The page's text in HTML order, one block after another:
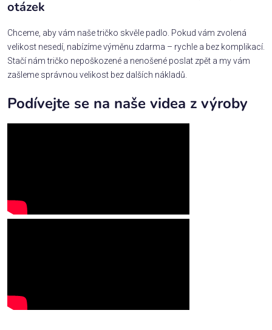
otázek
Chceme, aby vám naše tričko skvěle padlo. Pokud vám zvolená
velikost nesedí, nabízíme výměnu zdarma – rychle a bez komplikací.
Stačí nám tričko nepoškozené a nenošené poslat zpět a my vám
zašleme správnou velikost bez dalších nákladů.
Podívejte se na naše videa z výroby